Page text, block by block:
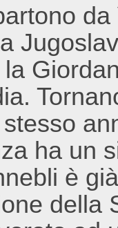
ha un
è
della